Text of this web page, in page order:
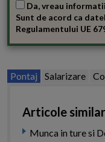
Da, vreau
Sunt de acord ca
Regulamentului UE
Pontaj Salarizare
Articole
Munca in ture si